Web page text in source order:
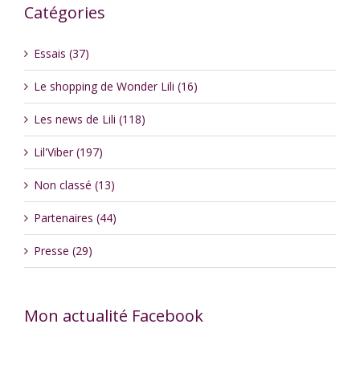
Catégories
Essais (37)
Le shopping de Wonder Lili (16)
Les news de Lili (118)
Lil'Viber (197)
Non classé (13)
Partenaires (44)
Presse (29)
Mon actualité Facebook